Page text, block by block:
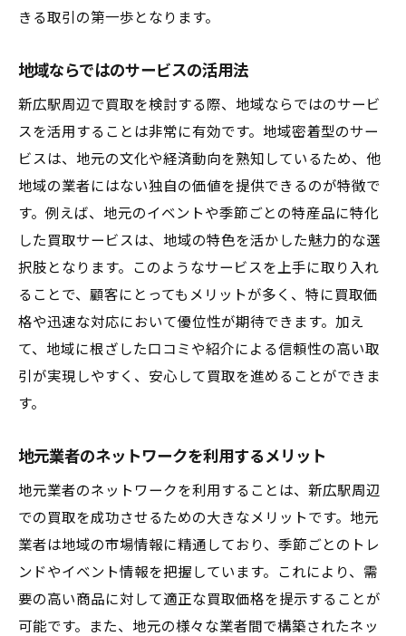
新広駅周辺での買取成功事例
新広駅の買取で地域密着サービスがもたらす安
心感
地域密着で得られる顧客満足度
地元業者の信頼性を確認する方法
透明性のある買取プロセスの魅力
安心して取引できる地元サービス
地域社会との連携が生む安心感
新広駅で賢く買取地域密着型サービスが持つ利
点を解説
地域密着型サービスの具体的な利点
適正価格で買取を成功させる方法
地域の需要に応じた賢い提案
新広駅での買取を最大限に活用するために
地元業者が提供する新広駅での適正な買取価格
の魅力
きる取引の第一歩となります。
地域ならではのサービスの活用法
新広駅周辺で買取を検討する際、地域ならではのサービ
スを活用することは非常に有効です。地域密着型のサー
ビスは、地元の文化や経済動向を熟知しているため、他
地域の業者にはない独自の価値を提供できるのが特徴で
す。例えば、地元のイベントや季節ごとの特産品に特化
した買取サービスは、地域の特色を活かした魅力的な選
択肢となります。このようなサービスを上手に取り入れ
ることで、顧客にとってもメリットが多く、特に買取価
格や迅速な対応において優位性が期待できます。加え
て、地域に根ざした口コミや紹介による信頼性の高い取
引が実現しやすく、安心して買取を進めることができま
す。
地元業者のネットワークを利用するメリット
地元業者のネットワークを利用することは、新広駅周辺
での買取を成功させるための大きなメリットです。地元
業者は地域の市場情報に精通しており、季節ごとのトレ
ンドやイベント情報を把握しています。これにより、需
要の高い商品に対して適正な買取価格を提示することが
可能です。また、地元の様々な業者間で構築されたネッ